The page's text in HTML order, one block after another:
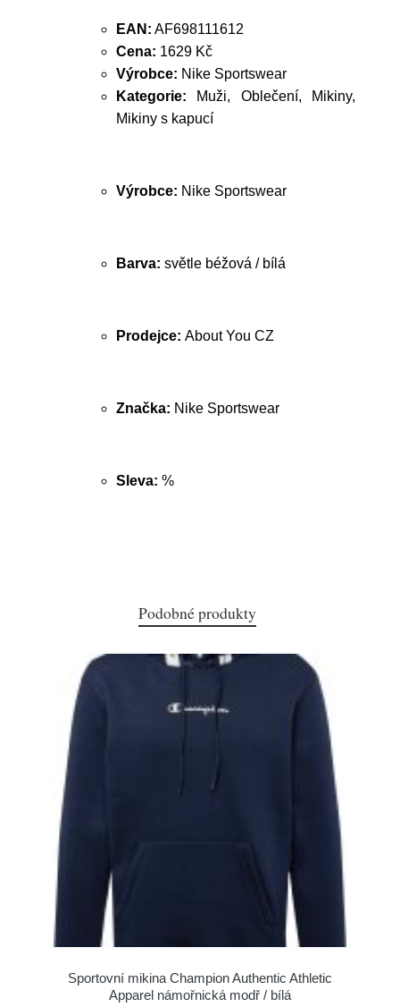
EAN: AF698111612
Cena: 1629 Kč
Výrobce: Nike Sportswear
Kategorie: Muži, Oblečení, Mikiny,
Mikiny s kapucí
Výrobce: Nike Sportswear
Barva: světle béžová / bílá
Prodejce: About You CZ
Značka: Nike Sportswear
Sleva: %
Podobné produkty
Sportovní mikina Champion Authentic Athletic
Apparel námořnická modř / bílá